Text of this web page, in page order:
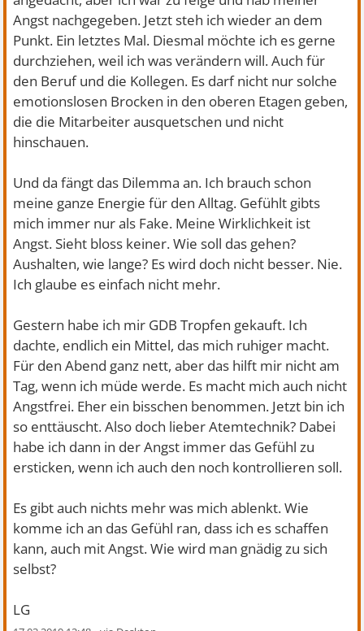
Angst nachgegeben. Jetzt steh ich wieder an dem
Punkt. Ein letztes Mal. Diesmal möchte ich es gerne
durchziehen, weil ich was verändern will. Auch für
den Beruf und die Kollegen. Es darf nicht nur solche
emotionslosen Brocken in den oberen Etagen geben,
die die Mitarbeiter ausquetschen und nicht
hinschauen.
Und da fängt das Dilemma an. Ich brauch schon
meine ganze Energie für den Alltag. Gefühlt gibts
mich immer nur als Fake. Meine Wirklichkeit ist
Angst. Sieht bloss keiner. Wie soll das gehen?
Aushalten, wie lange? Es wird doch nicht besser. Nie.
Ich glaube es einfach nicht mehr.
Gestern habe ich mir GDB Tropfen gekauft. Ich
dachte, endlich ein Mittel, das mich ruhiger macht.
Für den Abend ganz nett, aber das hilft mir nicht am
Tag, wenn ich müde werde. Es macht mich auch nicht
Angstfrei. Eher ein bisschen benommen. Jetzt bin ich
so enttäuscht. Also doch lieber Atemtechnik? Dabei
habe ich dann in der Angst immer das Gefühl zu
ersticken, wenn ich auch den noch kontrollieren soll.
Es gibt auch nichts mehr was mich ablenkt. Wie
komme ich an das Gefühl ran, dass ich es schaffen
kann, auch mit Angst. Wie wird man gnädig zu sich
selbst?
LG